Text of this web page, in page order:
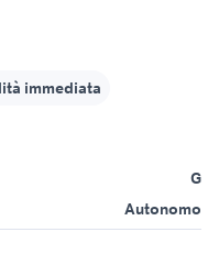
immediata
G
Autonomo